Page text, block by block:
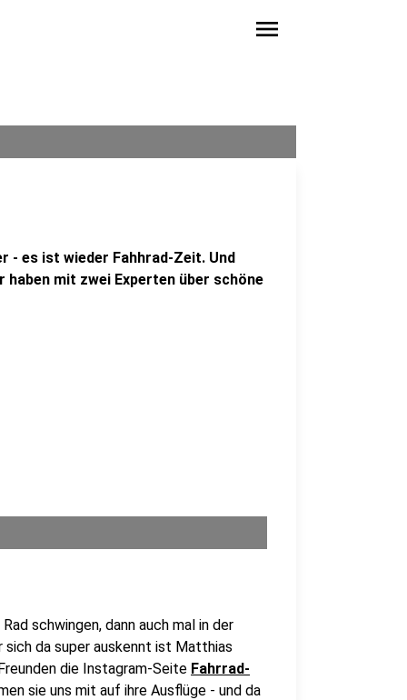
menu
- es ist wieder Fahhrad-Zeit. Und
haben mit zwei Experten über schöne
schwingen, dann auch mal in der
sich da super auskennt ist Matthias
die Instagram-Seite Fahrrad-
sie uns mit auf ihre Ausflüge - und da